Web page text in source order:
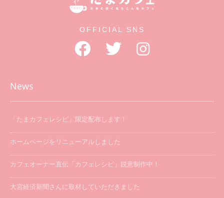
OFFICIAL SNS
News
「たまカフェレシピ」限定配布します！
ホームページをリニューアルしました
カフェオーナー直伝「カフェレシピ」鋭意制作中！
大宮経済新聞さんに取材していただきました